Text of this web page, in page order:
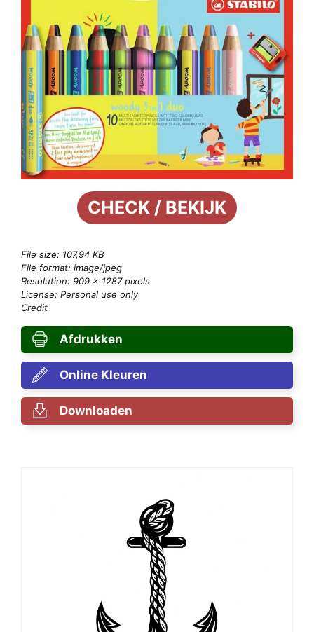
CHECK / BEKIJK
File size: 107,94 KB
File format: image/jpeg
Resolution: 909 × 1287 pixels
License: Personal use only
Credit
Afdrukken
Online Kleuren
Downloaden